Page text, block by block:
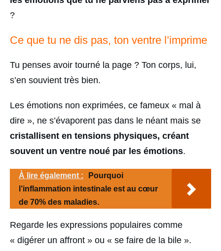
?
Ce que tu ne dis pas, ton ventre l’imprime
Tu penses avoir tourné la page ? Ton corps, lui,
s’en souvient très bien.
Les émotions non exprimées, ce fameux « mal à
dire », ne s’évaporent pas dans le néant mais se
cristallisent en tensions physiques, créant
souvent un ventre noué par les émotions.
À lire également :
Pourquoi
l’inflammation intestinale est au cœur
de 70% des maladies.
Regarde les expressions populaires comme
« digérer un affront » ou « se faire de la bile ».